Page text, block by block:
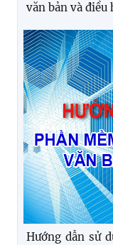
văn bản và điều
Hướng dẫn sử